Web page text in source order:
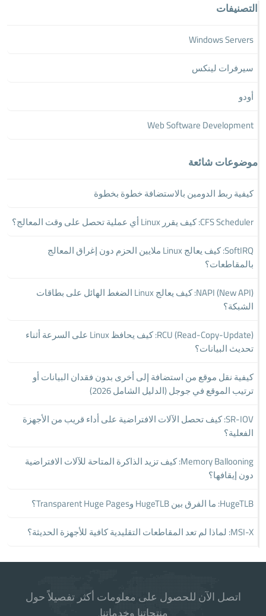
التصنيفات
Windows Servers
سيرفرات لينكس
أودو
Web Software Development
موضوعات شائعة
كيفية ربط الدومين بالاستضافة خطوة بخطوة
CFS Scheduler: كيف يقرر Linux أي عملية تحصل على وقت المعالج؟
SoftIRQ: كيف يعالج Linux ملايين الحزم دون إغراق المعالج
بالمقاطعات؟
NAPI (New API): كيف يعالج Linux الضغط الهائل على بطاقات
الشبكة؟
RCU (Read-Copy-Update): كيف يحافظ Linux على السرعة أثناء
تحديث البيانات؟
كيفية نقل موقع من استضافة إلى أخرى بدون فقدان البيانات أو
ترتيب الموقع في جوجل (الدليل الشامل 2026)
SR-IOV: كيف تحصل الآلات الافتراضية على أداء قريب من الأجهزة
الفعلية؟
Memory Ballooning: كيف تزيد الذاكرة المتاحة للآلات الافتراضية
دون إيقافها؟
HugeTLB: ما الفرق بين HugeTLB وTransparent Huge Pages؟
MSI-X: لماذا لم تعد المقاطعات التقليدية كافية للأجهزة الحديثة؟
اتصل الآن للحصول على معلومات أكثر تفصيلاً حول
منتجاتنا وخدماتنا.